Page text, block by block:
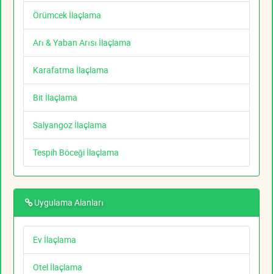
Örümcek İlaçlama
Arı & Yaban Arısı İlaçlama
Karafatma İlaçlama
Bit İlaçlama
Salyangoz İlaçlama
Tespih Böceği İlaçlama
Uygulama Alanları
Ev İlaçlama
Otel İlaçlama